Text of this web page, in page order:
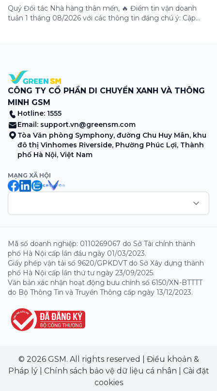
Quý Đối tác Nhà hàng thân mến, 🔥 Điểm tin vận doanh
tuần 1 tháng 08/2026 với các thông tin đáng chú ý: Cập
CÔNG TY CỔ PHẦN DI CHUYỂN XANH VÀ THÔNG
MINH GSM
Hotline: 1555
Email: support.vn@greensm.com
Tòa Văn phòng Symphony, đường Chu Huy Mân, khu
đô thị Vinhomes Riverside, Phường Phúc Lợi, Thành
phố Hà Nội, Việt Nam
MẠNG XÃ HỘI
Mã số doanh nghiệp: 0110269067 do Sở Tài chính thành
phố Hà Nội cấp lần đầu ngày 01/03/2023.
Giấy phép vận tải số 9620/GPKDVT do Sở Xây dựng thành
phố Hà Nội cấp lần thứ tư ngày 23/09/2025.
Văn bản xác nhận hoạt động bưu chính số 6150/XN-BTTTT
do Bộ Thông Tin và Truyền Thông cấp ngày 13/12/2023.
© 2026 GSM. All rights reserved
Điều khoản &
Pháp lý| Chính sách bảo vệ dữ liệu cá nhân
Cài đặt
cookies